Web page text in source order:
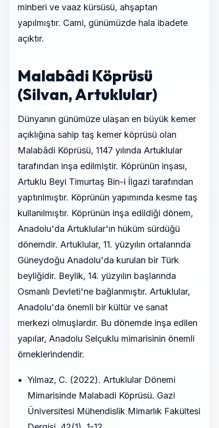
minberi ve vaaz kürsüsü, ahşaptan
yapılmıştır. Cami, günümüzde hala ibadete
açıktır.
Malabâdi Köprüsü
(Silvan, Artuklular)
Dünyanın günümüze ulaşan en büyük kemer
açıklığına sahip taş kemer köprüsü olan
Malabâdi Köprüsü, 1147 yılında Artuklular
tarafından inşa edilmiştir. Köprünün inşası,
Artuklu Beyi Timurtaş Bin-i İlgazi tarafından
yaptırılmıştır. Köprünün yapımında kesme taş
kullanılmıştır. Köprünün inşa edildiği dönem,
Anadolu'da Artuklular'ın hüküm sürdüğü
dönemdir. Artuklular, 11. yüzyılın ortalarında
Güneydoğu Anadolu'da kurulan bir Türk
beyliğidir. Beylik, 14. yüzyılın başlarında
Osmanlı Devleti'ne bağlanmıştır. Artuklular,
Anadolu'da önemli bir kültür ve sanat
merkezi olmuşlardır. Bu dönemde inşa edilen
yapılar, Anadolu Selçuklu mimarisinin önemli
örneklerindendir.
Yılmaz, C. (2022). Artuklular Dönemi
Mimarisinde Malabadi Köprüsü. Gazi
Üniversitesi Mühendislik Mimarlık Fakültesi